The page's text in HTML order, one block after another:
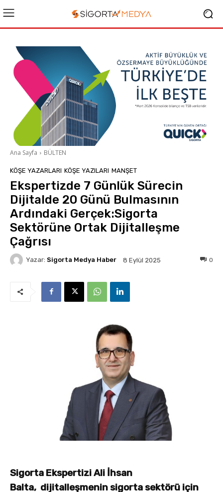
Ana Sayfa BÜLTEN
KÖŞE YAZARLARI KÖŞE YAZILARI MANŞET
Ekspertizde 7 Günlük Sürecin
Dijitalde 20 Günü Bulmasının
Ardındaki Gerçek:Sigorta
Sektörüne Ortak Dijitalleşme
Çağrısı
Yazar: Sigorta Medya Haber 8 Eylül 2025 0
Sigorta Ekspertizi Ali İhsan
Balta, dijitalleşmenin sigorta sektörü için